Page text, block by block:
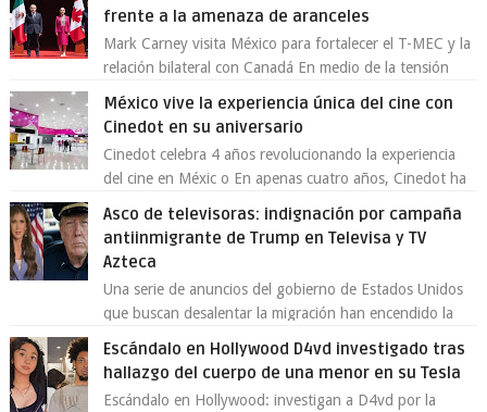
frente a la amenaza de aranceles
Mark Carney visita México para fortalecer el T-MEC y la
relación bilateral con Canadá En medio de la tensión
México vive la experiencia única del cine con
Cinedot en su aniversario
Cinedot celebra 4 años revolucionando la experiencia
del cine en Méxic o En apenas cuatro años, Cinedot ha
Asco de televisoras: indignación por campaña
antiinmigrante de Trump en Televisa y TV
Azteca
Una serie de anuncios del gobierno de Estados Unidos
que buscan desalentar la migración han encendido la
Escándalo en Hollywood D4vd investigado tras
hallazgo del cuerpo de una menor en su Tesla
Escándalo en Hollywood: investigan a D4vd por la